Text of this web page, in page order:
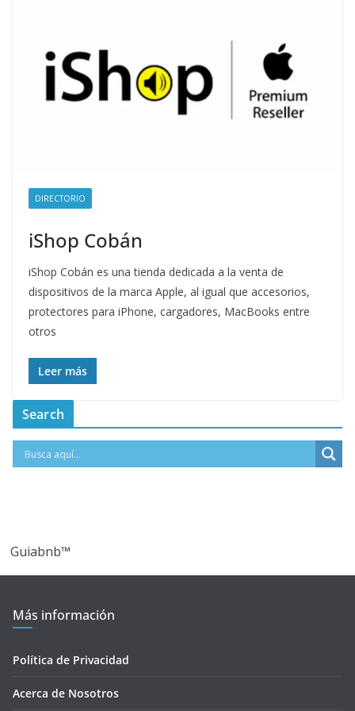
DIRECTORIO
iShop Cobán
iShop Cobán es una tienda dedicada a la venta de
dispositivos de la marca Apple, al igual que accesorios,
protectores para iPhone, cargadores, MacBooks entre
otros
Leer más
Search
Guiabnb™
Más información
Política de Privacidad
Acerca de Nosotros